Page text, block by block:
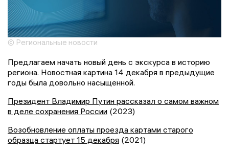
© Региональные новости
Предлагаем начать новый день с экскурса в историю
региона. Новостная картина 14 декабря в предыдущие
годы была довольно насыщенной.
Президент Владимир Путин рассказал о самом важном
в деле сохранения России (2023)
Возобновление оплаты проезда картами старого
образца стартует 15 декабря (2021)